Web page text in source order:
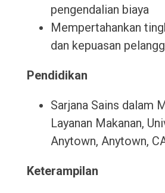
pengendalian biaya
Mempertahankan
dan kepuasan
Pendidikan
Sarjana Sains dalam
Layanan Makanan,
Anytown, Anytown,
Keterampilan